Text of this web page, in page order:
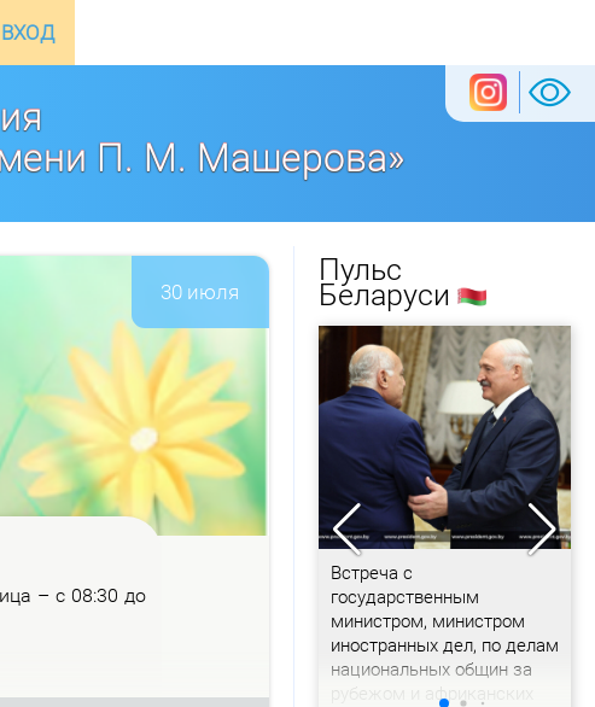
ВХОД
П. М. Машерова»
30 июля
– с 08:30 до
Пульс
Беларуси
Витебского облисполкома
Встреча с
государственным
министром, министром
иностранных дел, по делам
национальных общин за
рубежом и африканских